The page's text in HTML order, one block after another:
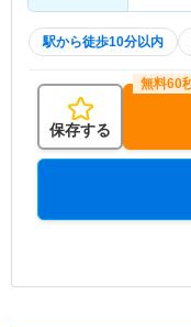
駅から徒歩10分以内
保存する